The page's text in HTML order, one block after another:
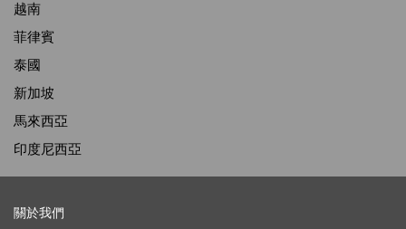
越南
菲律賓
泰國
新加坡
馬來西亞
印度尼西亞
關於我們